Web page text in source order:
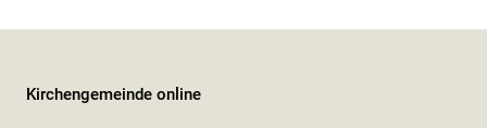
Kirchengemeinde online